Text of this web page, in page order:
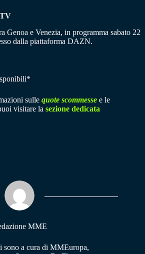
Genoa e Venezia, in programma sabato 22
dalla piattaforma DAZN.
sulle quote scommesse e le
visitare la sezione dedicata
MME
sono a cura di MMEuropa,